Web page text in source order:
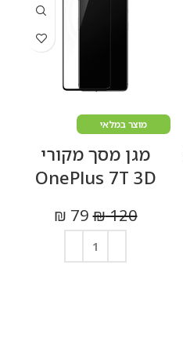
מוצר במלאי
מגן מסך מקורי
OnePlus 7T 3D
₪120
₪ 79